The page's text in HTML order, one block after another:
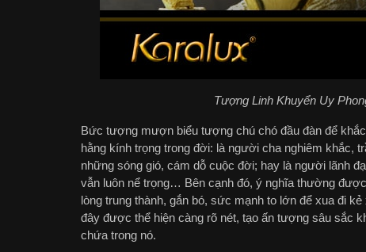
Tượng Linh Khuyển Uy
Bức tượng mượn biểu tượng chú chó đầu đàn để
hằng kính trọng trong đời: là người cha nghiêm khắc,
những sóng gió, cám dỗ cuộc đời; hay là người lãnh
vẫn luôn nể trọng… Bên cạnh đó, ý nghĩa thường
lòng trung thành, gắn bó, sức mạnh to lớn để xua đi
đây được thể hiện càng rõ nét, tạo ấn tượng sâu sắc
chứa trong nó.